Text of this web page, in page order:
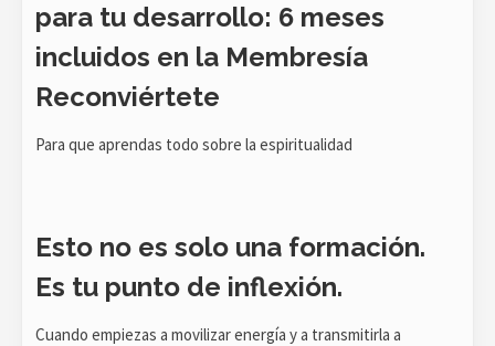
para tu desarrollo: 6 meses
incluidos en la Membresía
Reconviértete
Para que aprendas todo sobre la espiritualidad
Esto no es solo una formación.
Es tu punto de inflexión.
Cuando empiezas a movilizar energía y a transmitirla a